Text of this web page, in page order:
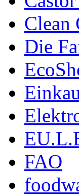
Clean
Die
FAO